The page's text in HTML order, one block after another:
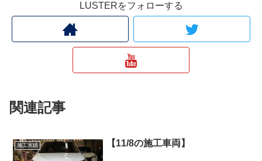
LUSTERをフォローする
関連記事
施工実績 【11/8の施工車両】